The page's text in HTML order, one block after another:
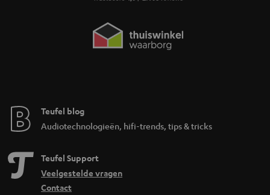
Teufel blog
Audiotechnologieën, hifi-trends, tips & tricks
Teufel Support
Veelgestelde vragen
Contact